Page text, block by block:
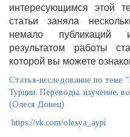
интересующимся этой
статьи заняла
немало публикаций
результатом работы
которой вы можете
Статья-исследование по теме
Турции. Переводы, изучение,
(Олеся Донец)
https://vk.com/olesya_aypi